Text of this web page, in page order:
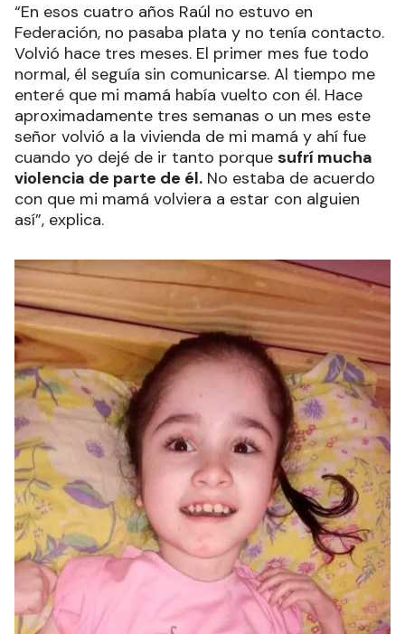
“En esos cuatro años Raúl no estuvo en
Federación, no pasaba plata y no tenía contacto.
Volvió hace tres meses. El primer mes fue todo
normal, él seguía sin comunicarse. Al tiempo me
enteré que mi mamá había vuelto con él. Hace
aproximadamente tres semanas o un mes este
señor volvió a la vivienda de mi mamá y ahí fue
cuando yo dejé de ir tanto porque sufrí mucha
violencia de parte de él. No estaba de acuerdo
con que mi mamá volviera a estar con alguien
así”, explica.